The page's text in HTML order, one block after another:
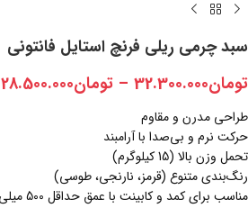
سبد چرمی ریلی فرنچ استایل فانتونی
تومان32.300.000
– تومان28.500.000
طراحی مدرن و مقاوم
حرکت نرم و بی‌صدا با آرامبند
تحمل وزن بالا (15 کیلوگرم)
رنگ‌بندی متنوع (قرمز، نارنجی، طوسی)
مناسب برای کمد و کابینت با عمق حداقل 500 میلی‌متر